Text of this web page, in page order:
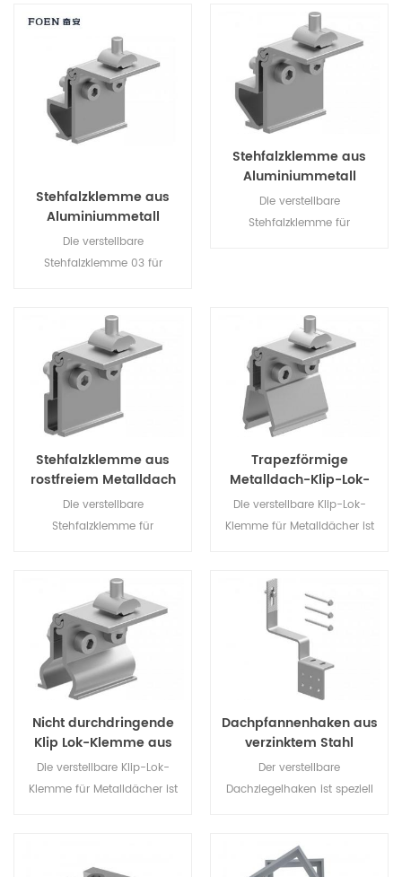
schnellerer Installation und
sicherer Struktur.
Metalldächern konzipiert und
wird an der Dachnaht
befestigt, um Schienen zu
befestigen.
Stehfalzklemme aus
Aluminiummetall
Die verstellbare
Stehfalzklemme 03 für
Metalldächern konzipiert und
wird an der Dachnaht
befestigt, um Schienen zu
befestigen.
Stehfalzklemme aus
Aluminiummetall
Die verstellbare
Stehfalzklemme für
auf dem Dach befestigt.
Stehfalzklemme aus
rostfreiem Metalldach
Die verstellbare
Stehfalzklemme für
Metalldächern konzipiert und
wird zur Schieneninstallation
auf dem Dach befestigt.
Trapezförmige
Metalldach-Klip-Lok-
Klemme
Die verstellbare Klip-Lok-
Klemme für Metalldächer ist
Metalldächern konzipiert und
wird zur Schienenmontage
auf das Dach geklemmt.
Nicht durchdringende
Klip Lok-Klemme aus
Metall für Dächer
Die verstellbare Klip-Lok-
Klemme für Metalldächer ist
Dachpfannenhaken aus
verzinktem Stahl
Der verstellbare
Dachziegelhaken ist speziell
wird zur Schienenmontage